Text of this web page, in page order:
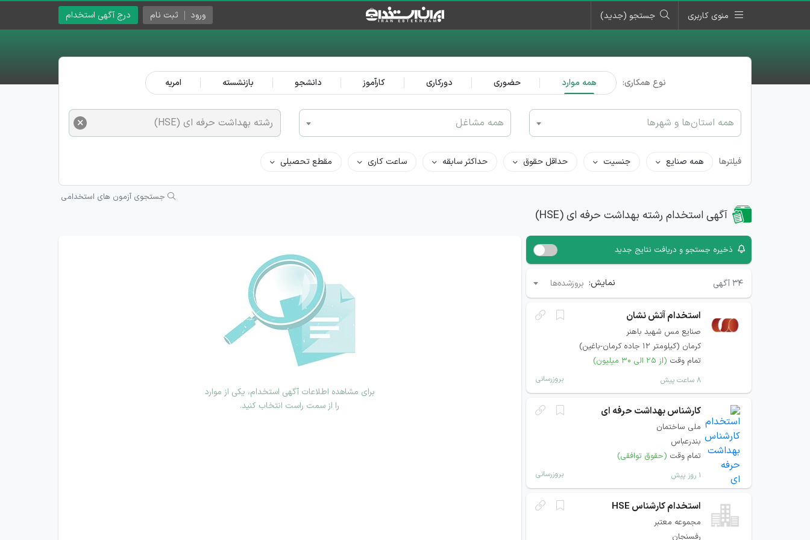
منوی کاربری جستجو (جدید) درج آگهی استخدام ورود ثبت نام
نوع همکاری: همه موارد حضوری دورکاری کارآموز دانشجو بازنشسته امریه
همه استان‌ها و شهرها همه مشاغل × رشته بهداشت حرفه ای (HSE)
فیلترها همه صنایع جنسیت حداقل حقوق حداکثر سابقه ساعت کاری مقطع تحصیلی
جستجوی آزمون های استخدامی
آگهی استخدام رشته بهداشت حرفه ای (HSE)
ذخیره جستجو و دریافت نتایج جدید
۳۴ آگهی نمایش: بروزشده‌ها
استخدام آتش نشان
صنایع مس شهید باهنر
کرمان (کیلومتر 12 جاده کرمان-باغین)
تمام وقت (از ۲۵ الی ۳۰ میلیون)
۸ ساعت پیش بروزرسانی
کارشناس بهداشت حرفه ای
ملی ساختمان
بندرعباس
تمام وقت (حقوق توافقی)
۱ روز پیش بروزرسانی
استخدام کارشناس HSE
مجموعه معتبر
رفسنجان
برای مشاهده اطلاعات آگهی استخدام، یکی از موارد
را از سمت راست انتخاب کنید.